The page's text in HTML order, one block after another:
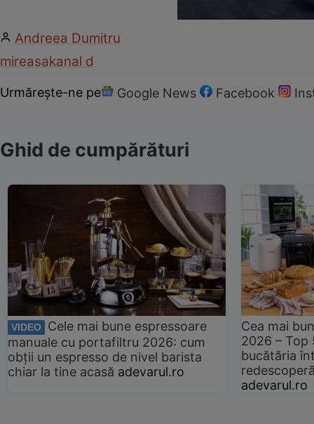
Andreea Dumitru
mireasakanal d
Urmărește-ne pe Google News Facebook
Ghid de cumpărături
VIDEO
Cele mai bune espressoare
manuale cu portafiltru 2026: cum
obții un espresso de nivel barista
chiar la tine acasă adevarul.ro
Cea mai
2026 –
bucătăria
adevarul.ro